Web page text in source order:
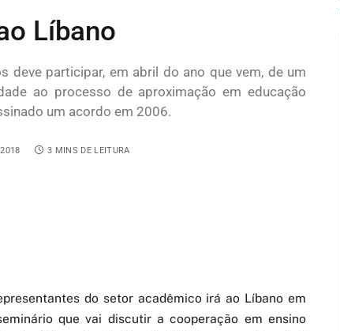
Líbano
deve participar, em abril do ano que vem, de um
ao processo de aproximação em educação
um acordo em 2006.
3 MINS DE LEITURA
do setor acadêmico irá ao Líbano em
que vai discutir a cooperação em ensino